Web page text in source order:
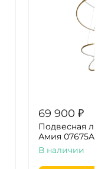
69 900 ₽
Подвесная
Амия
В наличии